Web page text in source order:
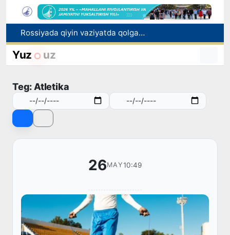
Rossiyada qiyin vaziyatda qolgan yuzlab o‘zbekistonliklar ortga qaytarildi
2030 yilgacha xavfli chiqindilarni qayta ishlash darajasi 20 foizga yetkaziladi
Oʻzbekiston ilk bor Xalqaro informatika olimpiadasi — IOI 2026ga mezbonlik qiladi
Yuz uz
Teg: Atletika
26MAY10:49